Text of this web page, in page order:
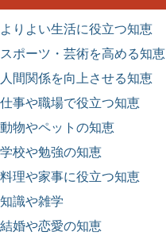
よりよい生活に役立つ知恵
スポーツ・芸術を高める知恵
人間関係を向上させる知恵
仕事や職場で役立つ知恵
動物やペットの知恵
学校や勉強の知恵
料理や家事に役立つ知恵
知識や雑学
結婚や恋愛の知恵